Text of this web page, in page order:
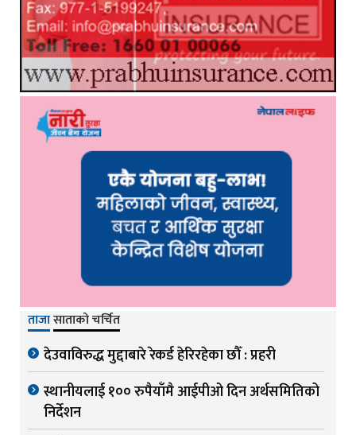
ताजासाताको चर्चित
देउवाविरुद्ध मुद्दाबारे रेकर्ड हेरिरहेका छौँ : प्रहरी
स्थानीयलाई १०० रुपैयाँमै आईपीओ दिन अर्थसमितिको
निर्देशन